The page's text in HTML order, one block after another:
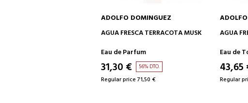
ADD TO CART
ADOLFO DOMINGUEZ
AGUA FRESCA TERRACOTA MUSK
Eau de Parfum
31,30 € 56% DTO.
Regular price 71,50 €
AGUA
Eau de
43,65
Regular